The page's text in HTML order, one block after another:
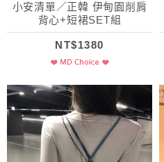
小安清單／正韓 伊甸園削肩
背心+短裙SET組
NT$1380